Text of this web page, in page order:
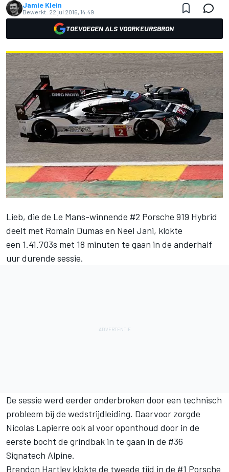
Jamie Klein
Bewerkt: 22 jul 2016, 14:49
TOEVOEGEN ALS VOORKEURSBRON
Lieb, die de Le Mans-winnende #2 Porsche 919 Hybrid
deelt met Romain Dumas en Neel Jani, klokte
een 1.41.703s met 18 minuten te gaan in de anderhalf
uur durende sessie.
De sessie werd eerder onderbroken door een technisch
probleem bij de wedstrijdleiding. Daarvoor zorgde
Nicolas Lapierre ook al voor oponthoud door in de
eerste bocht de grindbak in te gaan in de #36
Signatech Alpine.
Brendon Hartley klokte de tweede tijd in de #1 Porsche